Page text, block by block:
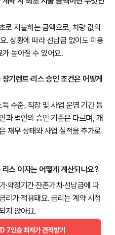
로 지불하는 금액으로, 차량 값의
. 상황에 따라 선납금 없이도 이용
높아질 수 있어요.
렌트·리스 승인 조건은 어떻게
수준, 직장 및 사업 운영 기간 등
과 법인의 승인 기준은 다르며, 개
재무 상태와 사업 실적을 추가로
스 이자는 어떻게 계산되나요?
약정기간·잔존가치·선납금에 따
리가 적용돼요. 금리는 계약 시점
지 않아요.
인승 최저가 견적받기